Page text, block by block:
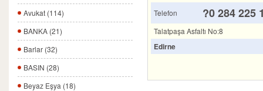
Avukat (114)
BANKA (21)
Barlar (32)
BASIN (28)
Beyaz Eşya (18)
Telefon
?0 284 225
Talatpaşa Asfaltı No:8
Edirne